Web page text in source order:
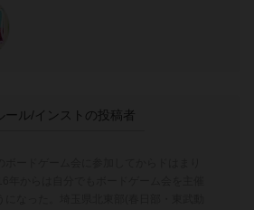
ール/インストの投稿者